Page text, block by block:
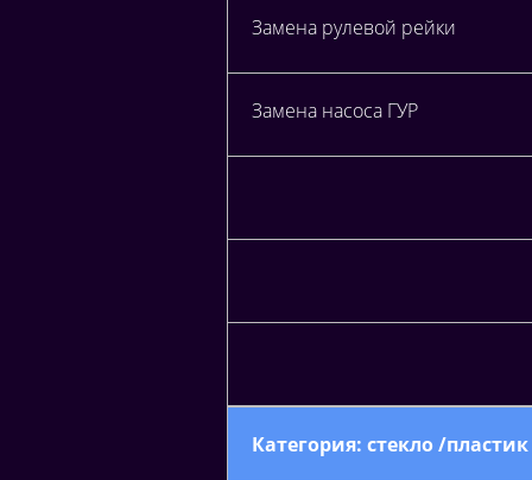
Замена рулевой рейки
Замена насоса ГУР
Категория: стекло /